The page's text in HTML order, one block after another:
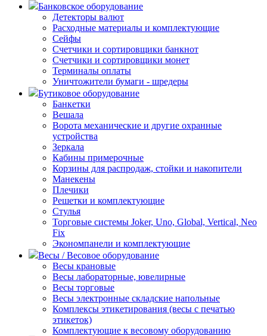
Банковское оборудование
Детекторы валют
Расходные материалы и комплектующие
Сейфы
Счетчики и сортировщики банкнот
Счетчики и сортировщики монет
Терминалы оплаты
Уничтожители бумаги - шредеры
Бутиковое оборудование
Банкетки
Вешала
Ворота механические и другие охранные
устройства
Зеркала
Кабины примерочные
Корзины для распродаж, стойки и накопители
Манекены
Плечики
Решетки и комплектующие
Стулья
Торговые системы Joker, Uno, Global, Vertical, Neo
Fix
Экономпанели и комплектующие
Весы / Весовое оборудование
Весы крановые
Весы лабораторные, ювелирные
Весы торговые
Весы электронные складские напольные
Комплексы этикетирования (весы с печатью
этикеток)
Комплектующие к весовому оборудованию